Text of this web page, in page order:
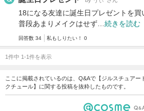
18になる友達に誕生日プレゼントを買
普段あまりメイクはせず… 続きを読む
回答数 34 私もしりたい！ 0
1件中 1-1件を表示
ここに掲載されているのは、Q&Aで【ジルスチュア
クチュール】に関する投稿を抜粋したものです。